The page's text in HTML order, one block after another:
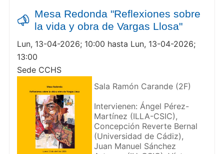
Mesa Redonda "Reflexiones sobre
la vida y obra de Vargas Llosa"
Lun, 13-04-2026; 10:00 hasta Lun, 13-04-2026;
13:00
Sede CCHS
Sala Ramón Carande (2F)
Intervienen: Ángel Pérez-
Martínez (ILLA-CSIC),
Concepción Reverte Bernal
(Universidad de Cádiz),
Juan Manuel Sánchez